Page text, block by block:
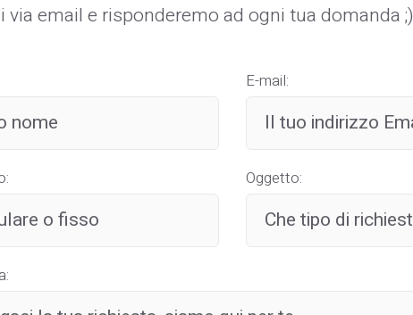
via email e risponderemo ad ogni tua domanda ;)
E-mail:
Oggetto: